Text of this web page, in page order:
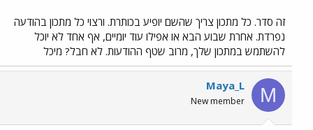
זה סדר. כל מתכון צריך שהשם יופיע בכותרת. ורצוי כל מתכון בהודעה
נפרדת. אחרת שבוע הבא או אפילו עוד יומיים, אף אחד לא יוכל
להשתמש במתכון שלך, מרוב שטף ההודעות. לא חבל? מיכל
M
Maya_L
New member